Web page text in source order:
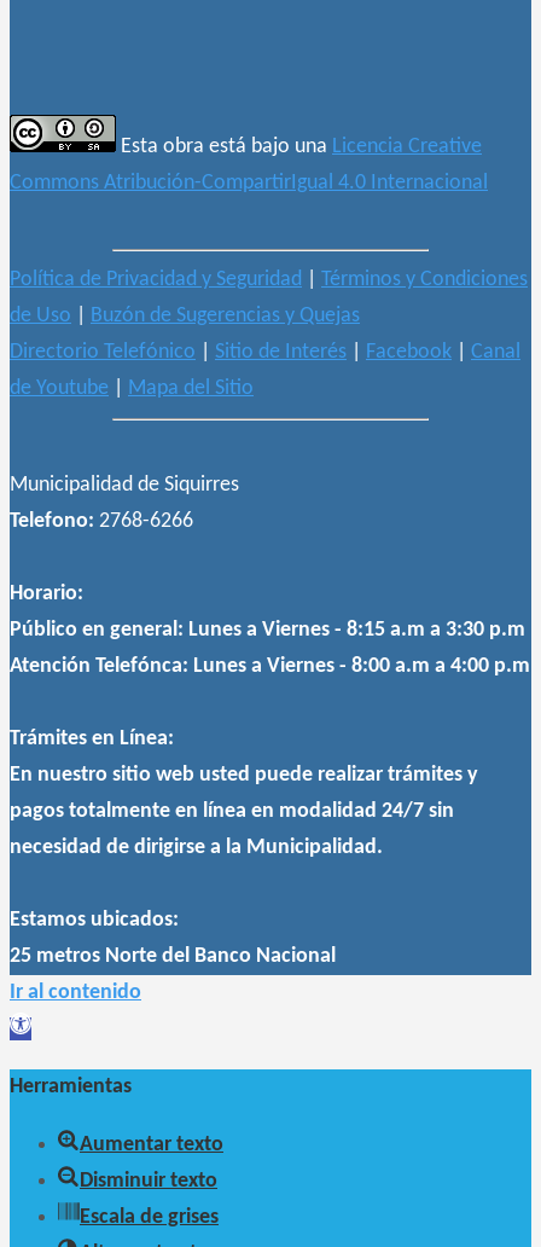
Esta obra está bajo una Licencia Creative
Commons Atribución-CompartirIgual 4.0 Internacional
Política de Privacidad y Seguridad
Términos y Condiciones
de Uso
Buzón de Sugerencias y Quejas
Directorio Telefónico
Sitio de Interés Facebook
Canal
de Youtube
Mapa del Sitio
Municipalidad de Siquirres
Telefono: 2768-6266
Horario:
Público en general: Lunes a Viernes - 8:15 a.m a 3:30 p.m
Atención Telefónca: Lunes a Viernes - 8:00 a.m a 4:00 p.m
Trámites en Línea:
En nuestro sitio web usted puede realizar trámites y
pagos totalmente en línea en modalidad 24/7 sin
necesidad de dirigirse a la Municipalidad.
Estamos ubicados:
25 metros Norte del Banco Nacional
Ir al contenido
Abrir
barra
herramientas
Herramientas
Aumentar texto
Disminuir texto
Escala de grises